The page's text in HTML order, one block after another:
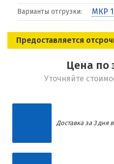
Варианты отгрузки: МКР
Предоставляется
Цена по
Уточняйте
Доставка за 3 дня